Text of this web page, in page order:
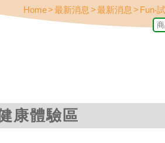
Home 最新消息 最新消息 Fun‧
康體驗區